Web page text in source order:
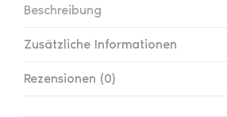
Beschreibung
Zusätzliche Informationen
Rezensionen (0)